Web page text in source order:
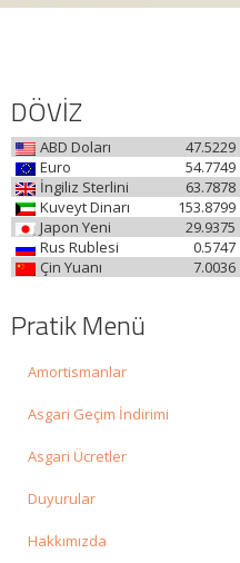
DÖVİZ
ABD Doları
47.5229
Euro
54.7749
İngiliz Sterlini
63.7878
Kuveyt Dinarı
153.8799
Japon Yeni
29.9375
Rus Rublesi
0.5747
Çin Yuanı
7.0036
Pratik Menü
Amortismanlar
Asgari Geçim İndirimi
Asgari Ücretler
Duyurular
Hakkımızda